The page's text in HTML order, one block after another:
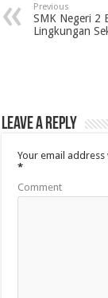
Previous
SMK Negeri 2
Lingkungan
Leave a Reply
Your email
*
Comment